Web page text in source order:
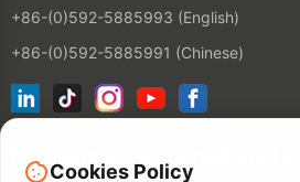
+86-(0)592-5885993 (English)
+86-(0)592-5885991 (Chinese)
Magsumali sa aming Email
Cookies Policy